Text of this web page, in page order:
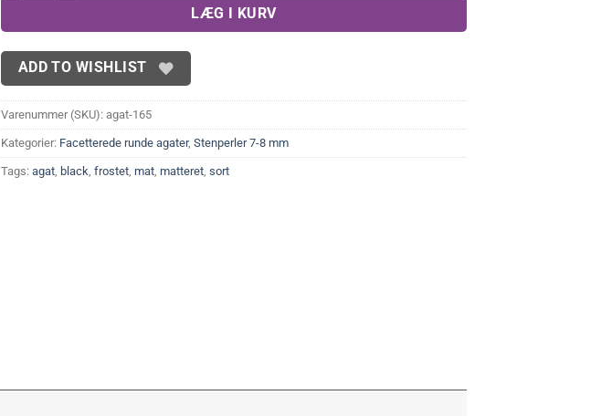
LÆG I KURV
ADD TO WISHLIST
Varenummer (SKU): agat-165
Kategorier: Facetterede runde agater, Stenperler 7-8 mm
Tags: agat black frostet mat matteret sort